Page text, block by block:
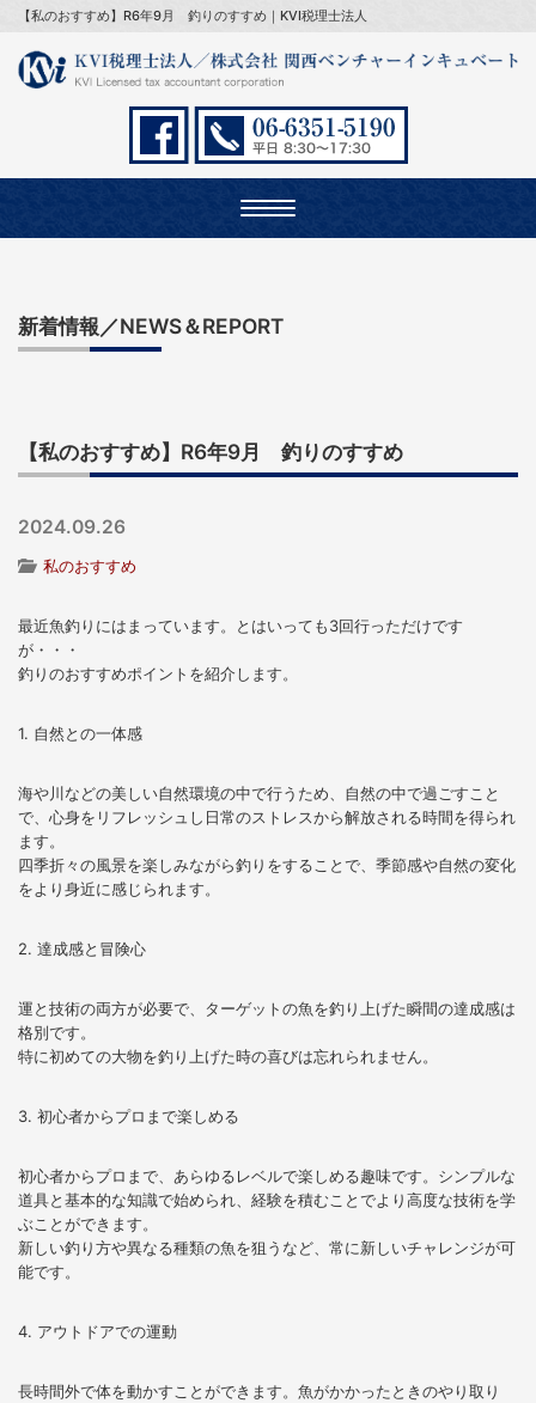
【私のおすすめ】R6年9月 釣りのすすめ｜KVI税理士法人
Toggle
navigation
新着情報／NEWS＆REPORT
【私のおすすめ】R6年9月 釣りのすすめ
2024.09.26
私のおすすめ
最近魚釣りにはまっています。とはいっても3回行っただけです
が・・・
釣りのおすすめポイントを紹介します。
1. 自然との一体感
海や川などの美しい自然環境の中で行うため、自然の中で過ごすこと
で、心身をリフレッシュし日常のストレスから解放される時間を得られ
ます。
四季折々の風景を楽しみながら釣りをすることで、季節感や自然の変化
をより身近に感じられます。
2. 達成感と冒険心
運と技術の両方が必要で、ターゲットの魚を釣り上げた瞬間の達成感は
格別です。
特に初めての大物を釣り上げた時の喜びは忘れられません。
3. 初心者からプロまで楽しめる
初心者からプロまで、あらゆるレベルで楽しめる趣味です。シンプルな
道具と基本的な知識で始められ、経験を積むことでより高度な技術を学
ぶことができます。
新しい釣り方や異なる種類の魚を狙うなど、常に新しいチャレンジが可
能です。
4. アウトドアでの運動
長時間外で体を動かすことができます。魚がかかったときのやり取り